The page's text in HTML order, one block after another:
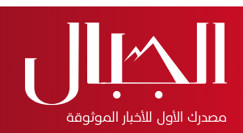
مصدرك الأول للأخبار الموثوقة